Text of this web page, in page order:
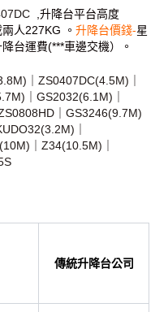
,升降台平台高度
人227KG 。升降台價錢-星
台運費(***車邊交機）。
｜ZS0407DC(4.5M)
｜GS2032(6.1M)
｜GS3246(9.7M)
｜Z34(10.5M)
傳統升降台公司